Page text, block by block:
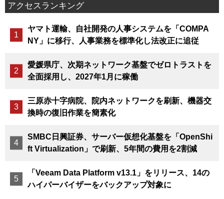
アクセスランキング
ヤマト運輸、自社開発の人事システムを「COMPA
NY」に移行、人事業務を標準化し法改正に追従
愛媛県庁、次期ネットワーク基盤でゼロトラストを
全面採用し、2027年1月に稼働
三原赤十字病院、院内ネットワークを刷新、機器交
換時の復旧作業を簡素化
SMBC日興証券、サーバー仮想化基盤を「OpenShi
ft Virtualization」で刷新、5年間の費用を2割減
「Veeam Data Platform v13.1」をリリース、14の
ハイパーバイザーをバックアップ対象に